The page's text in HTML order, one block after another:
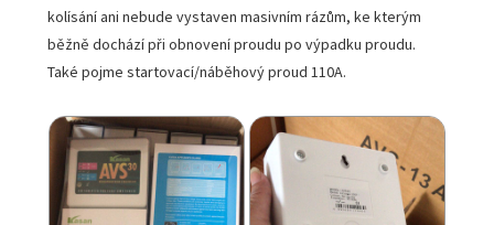
kolísání ani nebude vystaven masivním rázům, ke kterým
běžně dochází při obnovení proudu po výpadku proudu.
Také pojme startovací/náběhový proud 110A.